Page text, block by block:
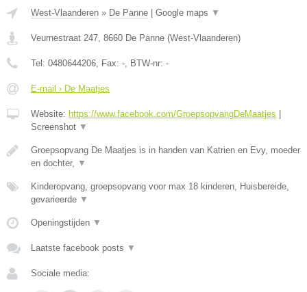
West-Vlaanderen » De Panne | Google maps ▼
Veurnestraat 247 8660 De Panne (West-Vlaanderen)
Tel: 0480644206 , Fax: - , BTW-nr: -
E-mail › De Maatjes
Website: https://www.facebook.com/GroepsopvangDeMaatjes |
Screenshot ▼
Groepsopvang De Maatjes is in handen van Katrien en Evy, moeder
en dochter,
▼
Kinderopvang, groepsopvang voor max 18 kinderen, Huisbereide,
gevarieerde ▼
Openingstijden ▼
Laatste facebook posts ▼
Sociale media: